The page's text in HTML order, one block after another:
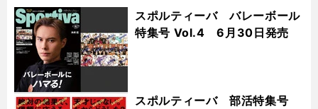
スポルティーバ バレーボール
特集号 Vol.4 6月30日発売
スポルティーバ 部活特集号